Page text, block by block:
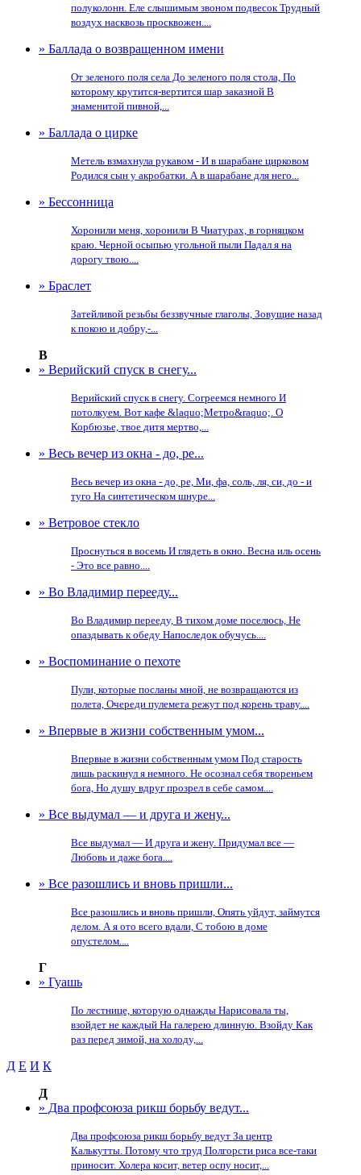
полуколонн. Еле слышимым звоном подвесок Трудный
воздух насквозь просквожен....
» Баллада о возвращенном имени
От зеленого поля села До зеленого поля стола, По
которому крутится-вертится шар заказной В
знаменитой пивной,...
» Баллада о цирке
Метель взмахнула рукавом - И в шарабане цирковом
Родился сын у акробатки. А в шарабане для него...
» Бессонница
Хоронили меня, хоронили В Чиатурах, в горняцком
краю. Черной осыпью угольной пыли Падал я на
дорогу твою....
» Браслет
Затейливой резьбы беззвучные глаголы, Зовущие назад
к покою и добру,-...
В
» Верийский спуск в снегу...
Верийский спуск в снегу. Согреемся немного И
потолкуем. Вот кафе &laquo;Метро&raquo;. О
Корбюзье, твое дитя мертво,...
» Весь вечер из окна - до, ре...
Весь вечер из окна - до, ре, Ми, фа, соль, ля, си, до - и
туго На синтетическом шнуре...
» Ветровое стекло
Проснуться в восемь И глядеть в окно. Весна иль осень
- Это все равно....
» Во Владимир перееду...
Во Владимир перееду, В тихом доме поселюсь, Не
опаздывать к обеду Напоследок обучусь....
» Воспоминание о пехоте
Пули, которые посланы мной, не возвращаются из
полета, Очереди пулемета режут под корень траву....
» Впервые в жизни собственным умом...
Впервые в жизни собственным умом Под старость
лишь раскинул я немного. Не осознал себя твореньем
бога, Но душу вдруг прозрел в себе самом....
» Все выдумал — и друга и жену...
Все выдумал — И друга и жену. Придумал все —
Любовь и даже бога....
» Все разошлись и вновь пришли...
Все разошлись и вновь пришли, Опять уйдут, займутся
делом. А я ото всего вдали, С тобою в доме
опустелом....
Г
» Гуашь
По лестнице, которую однажды Нарисовала ты,
взойдет не каждый На галерею длинную. Взойду Как
раз перед зимой, на холоду,...
Д Е И К
Д
» Два профсоюза рикш борьбу ведут...
Два профсоюза рикш борьбу ведут За центр
Калькутты. Потому что труд Полгорсти риса все-таки
приносит. Холера косит, ветер оспу носит,...